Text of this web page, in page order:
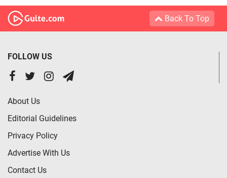
Back To Top
FOLLOW US
About Us
Editorial Guidelines
Privacy Policy
Advertise With Us
Contact Us